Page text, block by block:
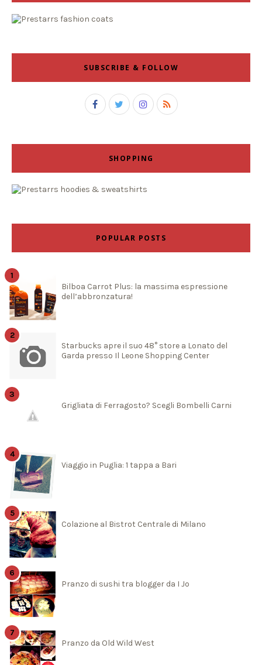
SUBSCRIBE & FOLLOW
SHOPPING
POPULAR POSTS
Bilboa Carrot Plus: la massima espressione
dell’abbronzatura!
Starbucks apre il suo 48° store a Lonato del
Garda presso Il Leone Shopping Center
Grigliata di Ferragosto? Scegli Bombelli Carni
Viaggio in Puglia: 1 tappa a Bari
Colazione al Bistrot Centrale di Milano
Pranzo di sushi tra blogger da I Jo
Pranzo da Old Wild West